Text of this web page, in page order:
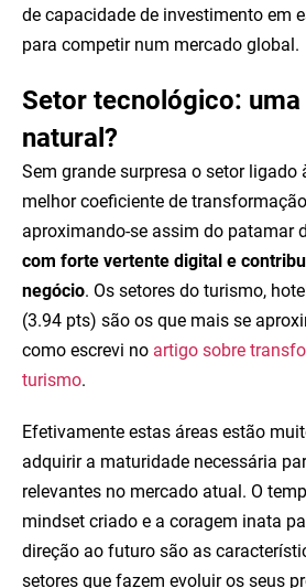
de capacidade de investimento em
para competir num mercado global.
Setor tecnológico:
natural?
Sem grande surpresa o setor ligado
melhor coeficiente de
aproximando-se assim do patamar
com forte vertente digital e
negócio. Os setores do turismo,
(3.94 pts) são os que mais se
como escrevi no artigo sobre
turismo.
Efetivamente estas áreas estão
adquirir a maturidade necessária
relevantes no mercado atual. O
mindset criado e a coragem inata
direção ao futuro são as
setores que fazem evoluir os seus